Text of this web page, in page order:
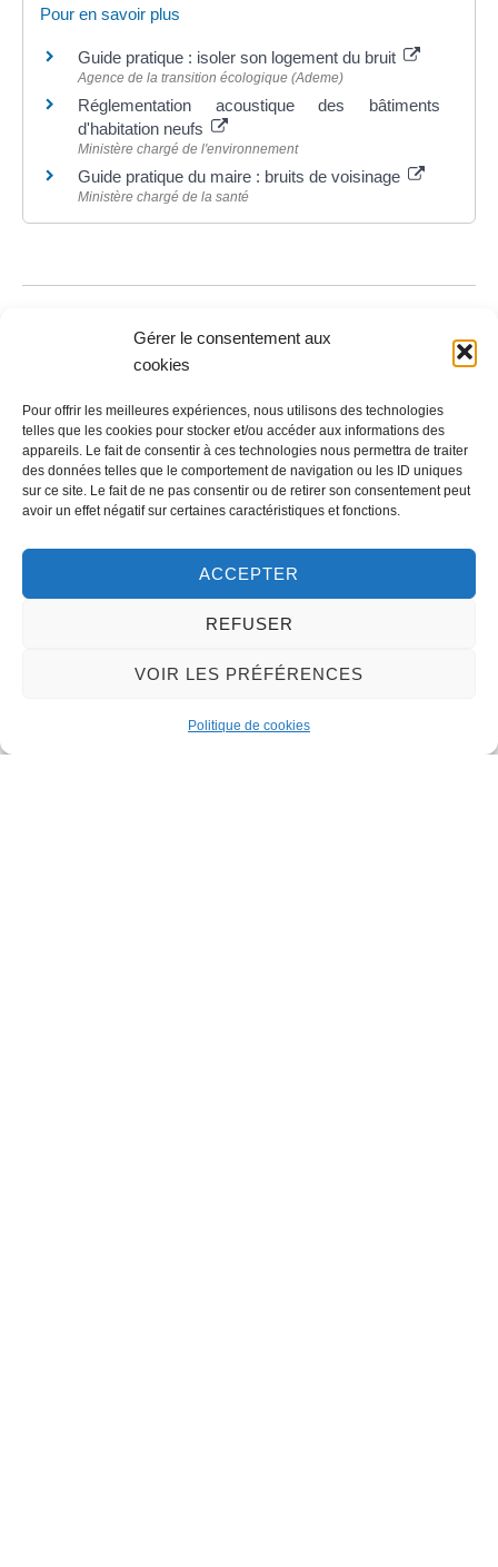
Gérer le consentement aux
cookies
Pour offrir les meilleures expériences, nous utilisons des technologies
telles que les cookies pour stocker et/ou accéder aux informations des
appareils. Le fait de consentir à ces technologies nous permettra de traiter
des données telles que le comportement de navigation ou les ID uniques
sur ce site. Le fait de ne pas consentir ou de retirer son consentement peut
avoir un effet négatif sur certaines caractéristiques et fonctions.
ACCEPTER
REFUSER
VOIR LES PRÉFÉRENCES
Politique de cookies
Contact
LA MAIRIE
32 rue du Général-de-Gaulle
mairie@meung-sur-loire.com
Tel:+33 (0)2 38 46 94 94
Pour en savoir plus
Guide pratique : isoler son logement du bruit
Agence de la transition écologique (Ademe)
Réglementation acoustique des bâtiments
d'habitation neufs
Ministère chargé de l'environnement
Guide pratique du maire : bruits de voisinage
Ministère chargé de la santé